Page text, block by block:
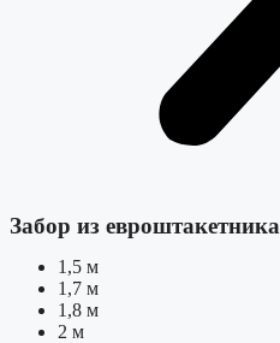
Забор из евроштакетника
1,5 м
1,7 м
1,8 м
2 м